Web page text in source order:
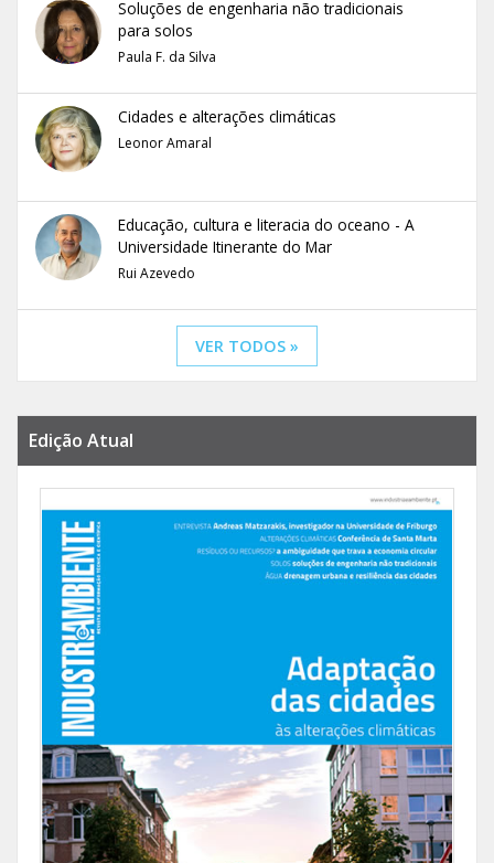
Soluções de engenharia não tradicionais
para solos
Paula F. da Silva
Cidades e alterações climáticas
Leonor Amaral
Educação, cultura e literacia do oceano - A
Universidade Itinerante do Mar
Rui Azevedo
VER TODOS »
Edição Atual